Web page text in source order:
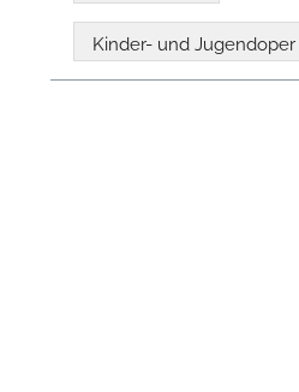
Kinder- und Jugendoper